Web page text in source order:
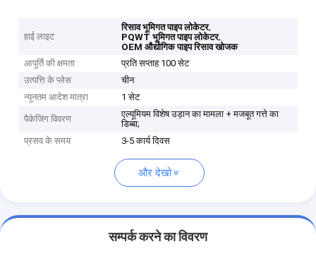
हाई लाइट
रिसाव भूमिगत पाइप लोकेटर,
PQWT भूमिगत पाइप लोकेटर,
OEM औद्योगिक पाइप रिसाव खोजक
आपूर्ति की क्षमता
प्रति सप्ताह 100 सेट
उत्पत्ति के प्लेस
चीन
न्यूनतम आदेश मात्रा
1 सेट
पैकेजिंग विवरण
एल्यूमियम विशेष उड़ान का मामला + मजबूत गत्ते का
डिब्बा;
प्रसव के समय
3-5 कार्य दिवस
और देखो
सम्पर्क करने का विवरण